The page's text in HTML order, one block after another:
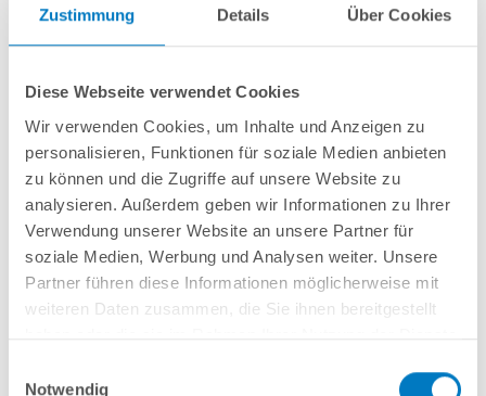
Zustimmung Details Über Cookies
Diese Webseite verwendet Cookies
Wir verwenden Cookies, um Inhalte und Anzeigen zu
personalisieren, Funktionen für soziale Medien anbieten
zu können und die Zugriffe auf unsere Website zu
analysieren. Außerdem geben wir Informationen zu Ihrer
Verwendung unserer Website an unsere Partner für
soziale Medien, Werbung und Analysen weiter. Unsere
Partner führen diese Informationen möglicherweise mit
weiteren Daten zusammen, die Sie ihnen bereitgestellt
Notwendig